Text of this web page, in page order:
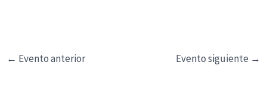
i
← Evento anterior Evento siguiente →